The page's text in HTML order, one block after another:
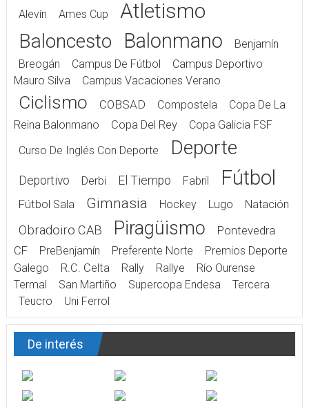
Alevín Ames Cup Atletismo
Baloncesto Balonmano
Benjamín
Breogán
Campus De Fútbol
Campus Deportivo
Mauro Silva
Campus Vacaciones Verano
Ciclismo COBSAD Compostela
Copa De La
Reina Balonmano
Copa Del Rey
Copa Galicia FSF
Curso De Inglés Con Deporte
Deporte
Deportivo Derbi El Tiempo Fabril Fútbol
Fútbol Sala Gimnasia Hockey Lugo Natación
Obradoiro CAB Piragüismo
Pontevedra
CF
PreBenjamín Preferente Norte
Premios Deporte
Galego
R.C. Celta Rally Rallye
Río Ourense
Termal
San Martiño Supercopa Endesa
Tercera
Teucro
Uni Ferrol
De interés